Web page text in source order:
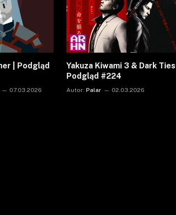
| Podgląd
07.03.2026
Yakuza Kiwami 3 & Dark Ties |
Podgląd #224
Autor: Palar 02.03.2026